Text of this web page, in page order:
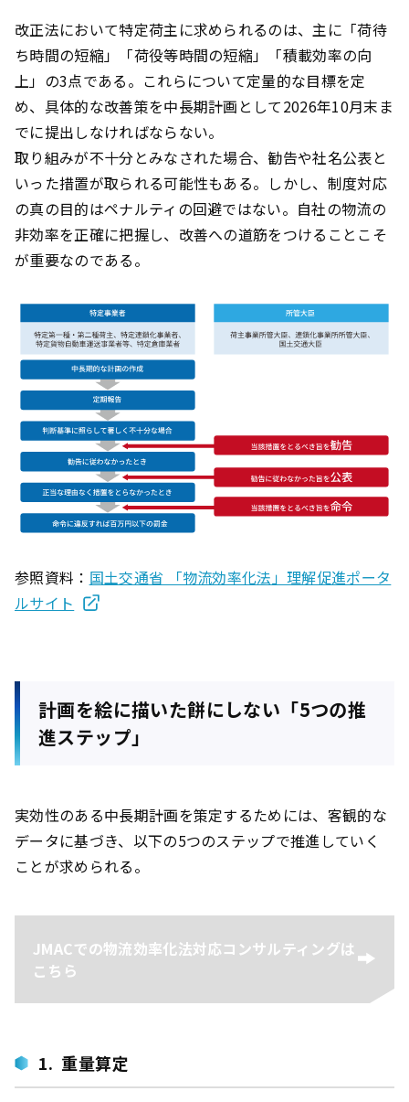
改正法において特定荷主に求められるのは、主に「荷待
ち時間の短縮」「荷役等時間の短縮」「積載効率の向
上」の3点である。これらについて定量的な目標を定
め、具体的な改善策を中長期計画として2026年10月末ま
でに提出しなければならない。
取り組みが不十分とみなされた場合、勧告や社名公表と
いった措置が取られる可能性もある。しかし、制度対応
の真の目的はペナルティの回避ではない。自社の物流の
非効率を正確に把握し、改善への道筋をつけることこそ
が重要なのである。
参照資料： 国土交通省 「物流効率化法」理解促進ポータ
ルサイト
計画を絵に描いた餅にしない「5つの推
進ステップ」
実効性のある中長期計画を策定するためには、客観的な
データに基づき、以下の5つのステップで推進していく
ことが求められる。
JMACでの物流効率化法対応コンサルティングは
こちら
1. 重量算定